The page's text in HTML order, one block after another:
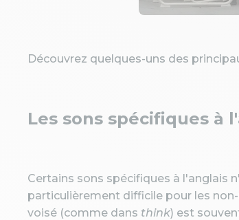
Découvrez quelques-uns des
Les sons spécifiques à
Certains sons spécifiques à l'anglais
particulièrement difficile pour les
voisé (comme dans think) est